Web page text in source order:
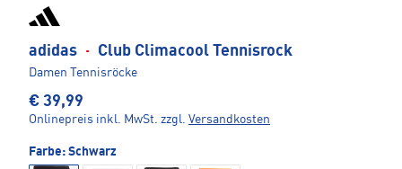
adidas · Club Climacool Tennisrock
Damen Tennisröcke
€ 39,99
Onlinepreis inkl. MwSt. zzgl. Versandkosten
Farbe: Schwarz